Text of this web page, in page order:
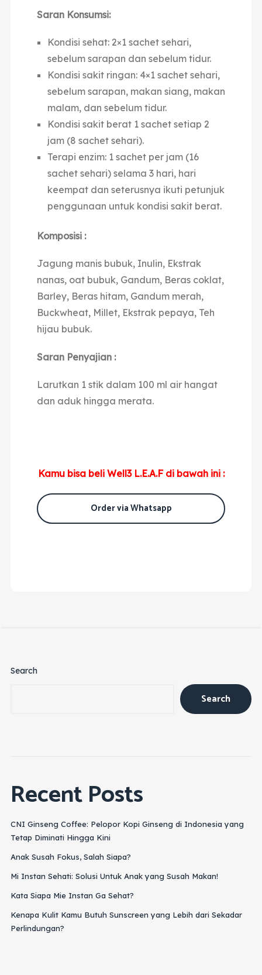
Saran Konsumsi:
Kondisi sehat: 2×1 sachet sehari,
sebelum sarapan dan sebelum tidur.
Kondisi sakit ringan: 4×1 sachet sehari,
sebelum sarapan, makan siang, makan
malam, dan sebelum tidur.
Kondisi sakit berat 1 sachet setiap 2
jam (8 sachet sehari).
Terapi enzim: 1 sachet per jam (16
sachet sehari) selama 3 hari, hari
keempat dan seterusnya ikuti petunjuk
penggunaan untuk kondisi sakit berat.
Komposisi :
Jagung manis bubuk, Inulin, Ekstrak
nanas, oat bubuk, Gandum, Beras coklat,
Barley, Beras hitam, Gandum merah,
Buckwheat, Millet, Ekstrak pepaya, Teh
hijau bubuk.
Saran Penyajian :
Larutkan 1 stik dalam 100 ml air hangat
dan aduk hingga merata.
Kamu bisa beli Well3 L.E.A.F di bawah ini :
Order via Whatsapp
Search
Search
Recent Posts
CNI Ginseng Coffee: Pelopor Kopi Ginseng di Indonesia yang
Tetap Diminati Hingga Kini
Anak Susah Fokus, Salah Siapa?
Mi Instan Sehati: Solusi Untuk Anak yang Susah Makan!
Kata Siapa Mie Instan Ga Sehat?
Kenapa Kulit Kamu Butuh Sunscreen yang Lebih dari Sekadar
Perlindungan?